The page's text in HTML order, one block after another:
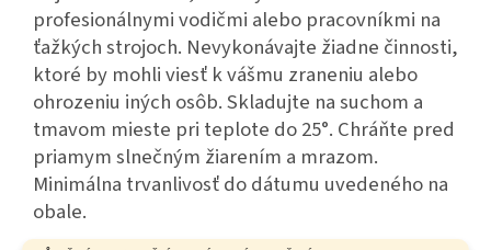
profesionálnymi vodičmi alebo pracovníkmi na
ťažkých strojoch. Nevykonávajte žiadne činnosti,
ktoré by mohli viesť k vášmu zraneniu alebo
ohrozeniu iných osôb. Skladujte na suchom a
tmavom mieste pri teplote do 25°. Chráňte pred
priamym slnečným žiarením a mrazom.
Minimálna trvanlivosť do dátumu uvedeného na
obale.